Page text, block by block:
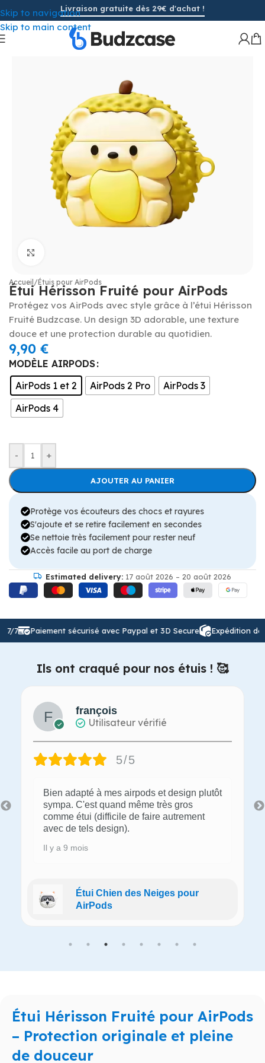
Skip to navigation
Skip to main content
Livraison gratuite dès 29€ d'achat !
Accueil /Étuis pour AirPods
Étui Hérisson Fruité pour AirPods
Protégez vos AirPods avec style grâce à l’étui Hérisson
Fruité Budzcase. Un design 3D adorable, une texture
douce et une protection durable au quotidien.
9,90 €
MODÈLE AIRPODS
AirPods 1 et 2
AirPods 2 Pro
AirPods 3
AirPods 4
- +
AJOUTER AU PANIER
Protège vos écouteurs des chocs et rayures
S'ajoute et se retire facilement en secondes
Se nettoie très facilement pour rester neuf
Accès facile au port de charge
Estimated delivery:17 août 2026 – 20 août 2026
Paiement sécurisé avec Paypal et 3D Secure Expédition de
Ils ont craqué pour nos étuis ! 🥰
françois
Utilisateur vérifié
5/5
Bien adapté à mes airpods et design plutôt
sympa. C'est quand même très gros
comme étui (difficile de faire autrement
avec de tels design).
Il y a 9 mois
Étui Chien des Neiges pour
AirPods
Étui Hérisson Fruité pour AirPods
– Protection originale et pleine
de douceur